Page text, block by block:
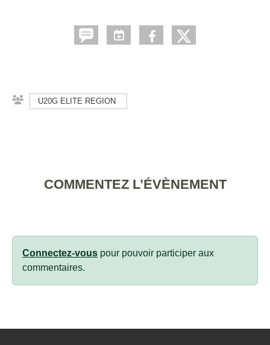
U20G ELITE REGION
COMMENTEZ L’ÉVÈNEMENT
Connectez-vous pour pouvoir participer aux
commentaires.